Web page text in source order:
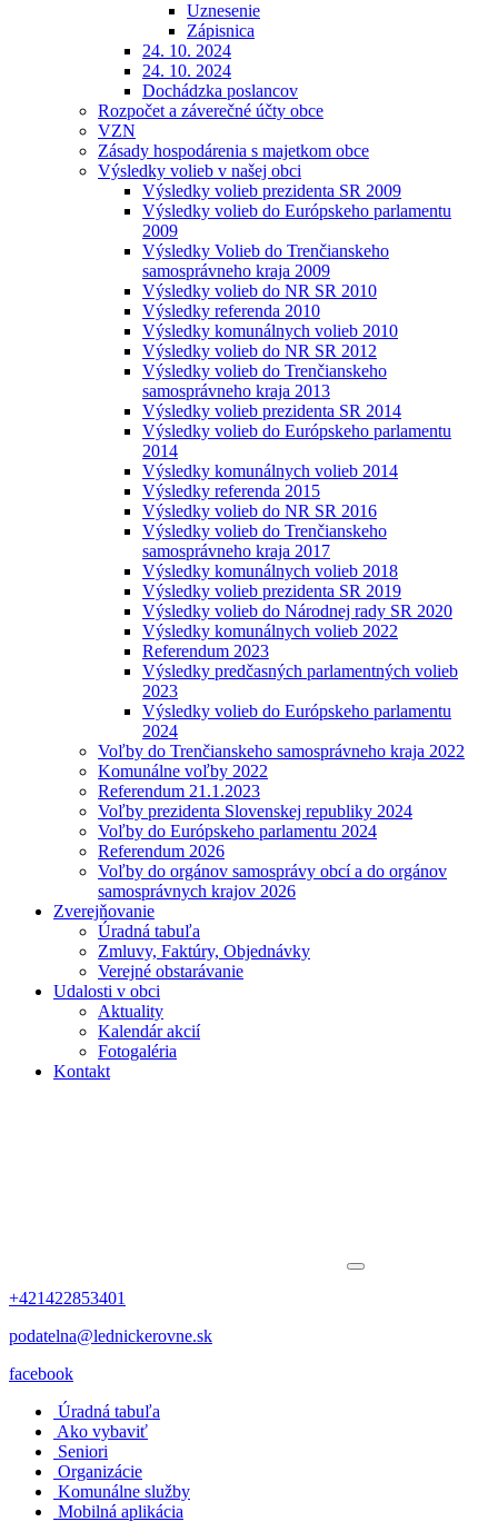
Uznesenie
Zápisnica
24. 10. 2024
24. 10. 2024
Dochádzka poslancov
Rozpočet a záverečné účty obce
VZN
Zásady hospodárenia s majetkom obce
Výsledky volieb v našej obci
Výsledky volieb prezidenta SR 2009
Výsledky volieb do Európskeho parlamentu
2009
Výsledky Volieb do Trenčianskeho
samosprávneho kraja 2009
Výsledky volieb do NR SR 2010
Výsledky referenda 2010
Výsledky komunálnych volieb 2010
Výsledky volieb do NR SR 2012
Výsledky volieb do Trenčianskeho
samosprávneho kraja 2013
Výsledky volieb prezidenta SR 2014
Výsledky volieb do Európskeho parlamentu
2014
Výsledky komunálnych volieb 2014
Výsledky referenda 2015
Výsledky volieb do NR SR 2016
Výsledky volieb do Trenčianskeho
samosprávneho kraja 2017
Výsledky komunálnych volieb 2018
Výsledky volieb prezidenta SR 2019
Výsledky volieb do Národnej rady SR 2020
Výsledky komunálnych volieb 2022
Referendum 2023
Výsledky predčasných parlamentných volieb
2023
Výsledky volieb do Európskeho parlamentu
2024
Voľby do Trenčianskeho samosprávneho kraja 2022
Komunálne voľby 2022
Referendum 21.1.2023
Voľby prezidenta Slovenskej republiky 2024
Voľby do Európskeho parlamentu 2024
Referendum 2026
Voľby do orgánov samosprávy obcí a do orgánov
samosprávnych krajov 2026
Zverejňovanie
Úradná tabuľa
Zmluvy, Faktúry, Objednávky
Verejné obstarávanie
Udalosti v obci
Aktuality
Kalendár akcií
Fotogaléria
Kontakt
+421422853401
podatelna@lednickerovne.sk
facebook
Úradná tabuľa
Ako vybaviť
Seniori
Organizácie
Komunálne služby
Mobilná aplikácia